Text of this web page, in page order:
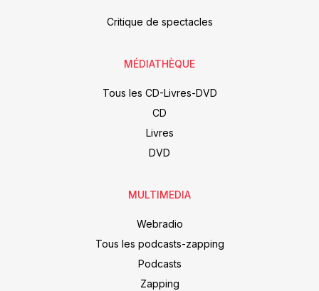
Critique de spectacles
MÉDIATHÈQUE
Tous les CD-Livres-DVD
CD
Livres
DVD
MULTIMEDIA
Webradio
Tous les podcasts-zapping
Podcasts
Zapping